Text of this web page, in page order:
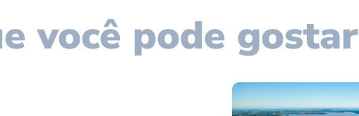
você pode gostar